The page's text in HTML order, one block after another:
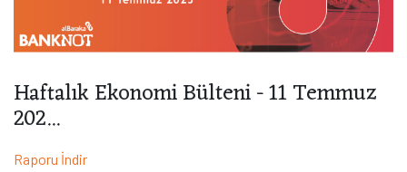
Haftalık Ekonomi Bülteni - 11 Temmuz
202...
Raporu İndir